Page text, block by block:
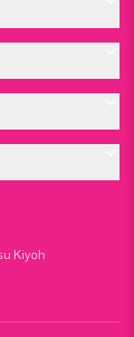
Kiyoh